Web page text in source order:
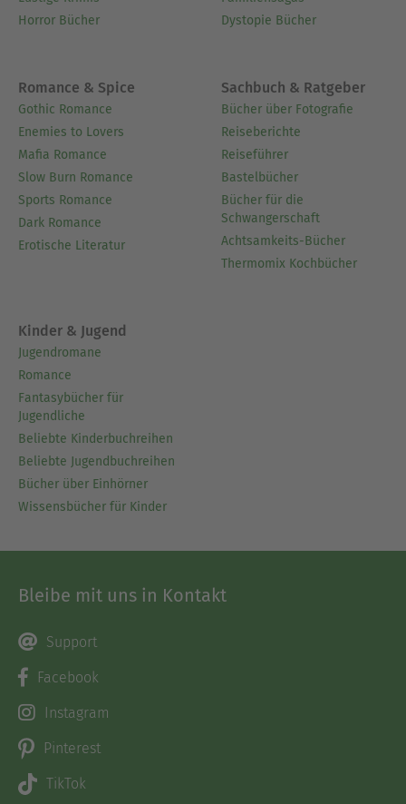
Horror Bücher
Dystopie Bücher
Romance & Spice
Gothic Romance
Enemies to Lovers
Mafia Romance
Slow Burn Romance
Sports Romance
Dark Romance
Erotische Literatur
Sachbuch & Ratgeber
Bücher über Fotografie
Reiseberichte
Reiseführer
Bastelbücher
Bücher für die
Schwangerschaft
Achtsamkeits-Bücher
Thermomix Kochbücher
Kinder & Jugend
Jugendromane
Romance
Fantasybücher für
Jugendliche
Beliebte Kinderbuchreihen
Beliebte Jugendbuchreihen
Bücher über Einhörner
Wissensbücher für Kinder
Bleibe mit uns in Kontakt
Support
Facebook
Instagram
Pinterest
TikTok